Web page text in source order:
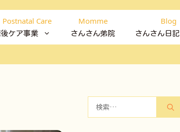
Postnatal Care
後ケア事業
Momme
さんさん弟院
Blog
さんさん日記